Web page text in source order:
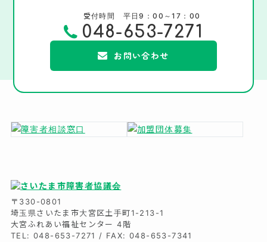
受付時間 平日9：00～17：00
048-653-7271
お問い合わせ
〒330-0801
埼玉県さいたま市大宮区土手町1-213-1
大宮ふれあい福祉センター 4階
TEL: 048-653-7271 / FAX: 048-653-7341